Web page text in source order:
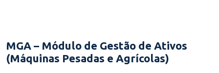
MGA – Módulo de Gestão de Ativos
(Máquinas Pesadas e Agrícolas)